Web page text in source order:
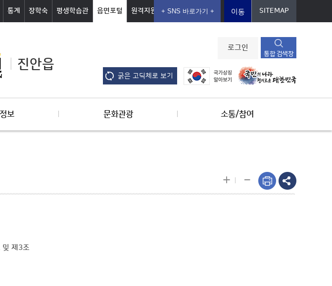
통계 장학숙 평생학습관 읍면포털 원격지원 이동 SITEMAP
진안읍
로그인
통합 검색창
굵은 고딕체로 보기
보 문화관광 소통/참여
+ -
및 제3조